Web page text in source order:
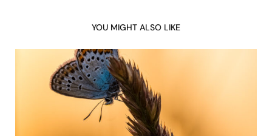
YOU MIGHT ALSO LIKE